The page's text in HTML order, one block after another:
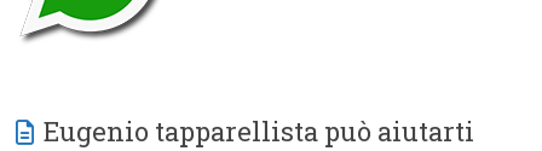
Eugenio tapparellista può aiutarti